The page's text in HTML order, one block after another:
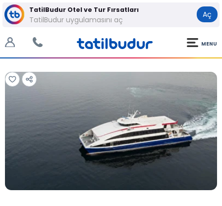
TatilBudur Otel ve Tur Fırsatları
TatilBudur uygulamasını aç
Aç
MENU
Tüm Fotoğraflar